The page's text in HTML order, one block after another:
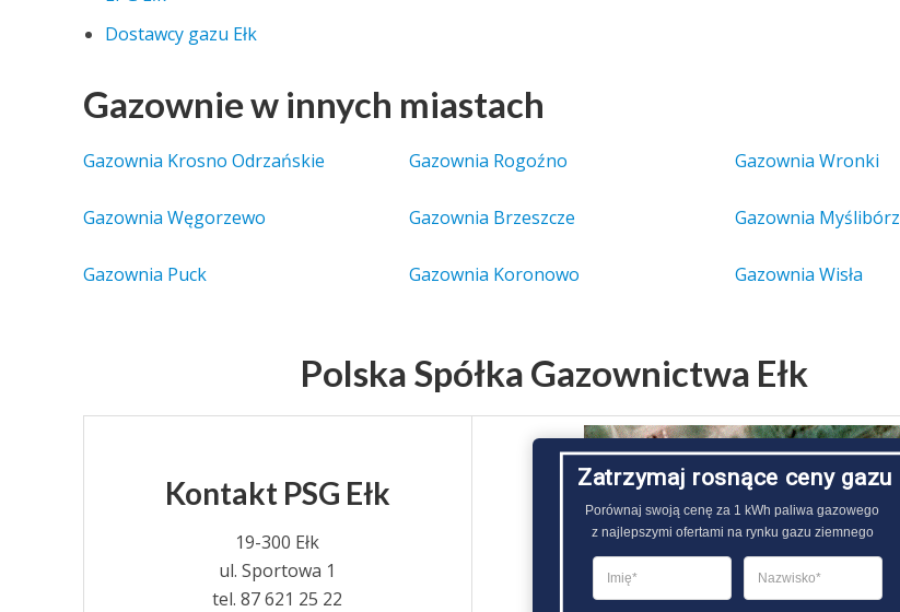
Dostawcy gazu Ełk
Gazownie w innych miastach
Gazownia Krosno Odrzańskie
Gazownia Węgorzewo
Gazownia Puck
Gazownia Rogoźno
Gazownia Brzeszcze
Gazownia Koronowo
Gazownia Wronki
Gazownia Myślibórz
Gazownia Wisła
Polska Spółka Gazownictwa Ełk
Kontakt PSG Ełk
19-300 Ełk
ul. Sportowa 1
tel. 87 621 25 22
Zatrzymaj rosnące ceny gazu
Porównaj swoją cenę za 1 kWh paliwa gazowego
z najlepszymi ofertami na rynku gazu ziemnego